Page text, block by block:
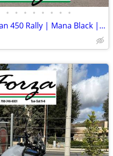
• • • • • • • •
2026 Royal Enfield Himalayan 450 Rally | Mana Black | At Moto Forza!